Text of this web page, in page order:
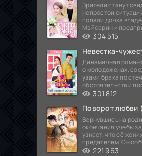
Зрители станут
непростой
попали дочка
Мэйсарин и
Кетдэн. Обоих
304 515
Невестка-
Динамичная
о молодоженах,
узами брака по
обстоятельств и
попадающих в
301 812
Поворот любви
Вернувшись на
окончания учебы
узнает, что её
предателем. Он
сестру хозяина
221 963